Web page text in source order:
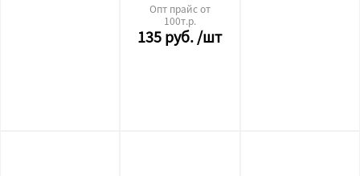
Опт прайс от
100т.р.
135руб./шт